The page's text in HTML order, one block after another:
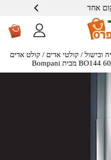
אחד
גבוה
ובישול / קולטי אדים / קולט אדים